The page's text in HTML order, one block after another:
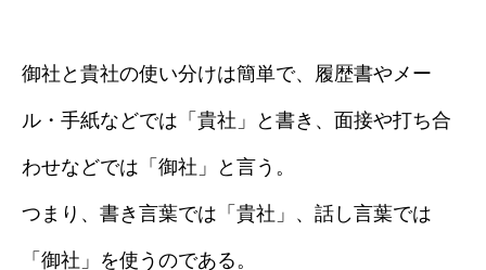
御社と貴社の使い分けは簡単で、履歴書やメー
ル・手紙などでは「貴社」と書き、面接や打ち合
わせなどでは「御社」と言う。
つまり、書き言葉では「貴社」、話し言葉では
「御社」を使うのである。